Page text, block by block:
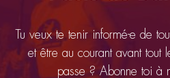
Tu veux te tenir informé-e de
et être au courant avant tout
passe ? Abonne toi à